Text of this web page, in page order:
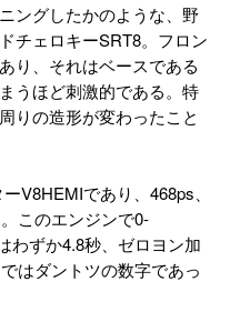
ングしたかのような、野
チェロキーSRT8。フロン
り、それはベースである
うほど刺激的である。特
りの造形が変わったこと
V8HEMIであり、468ps、
このエンジンで0-
わずか4.8秒、ゼロヨン加
はダントツの数字であっ